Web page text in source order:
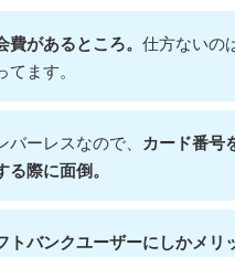
費があるところ。 仕方ないの
てます。
バーレスなので、 カード番号
る際に面倒。
トバンクユーザーにしかメリ